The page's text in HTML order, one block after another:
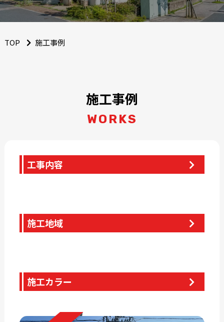
TOP 施工事例
施工事例
WORKS
工事内容
施工地域
施工カラー